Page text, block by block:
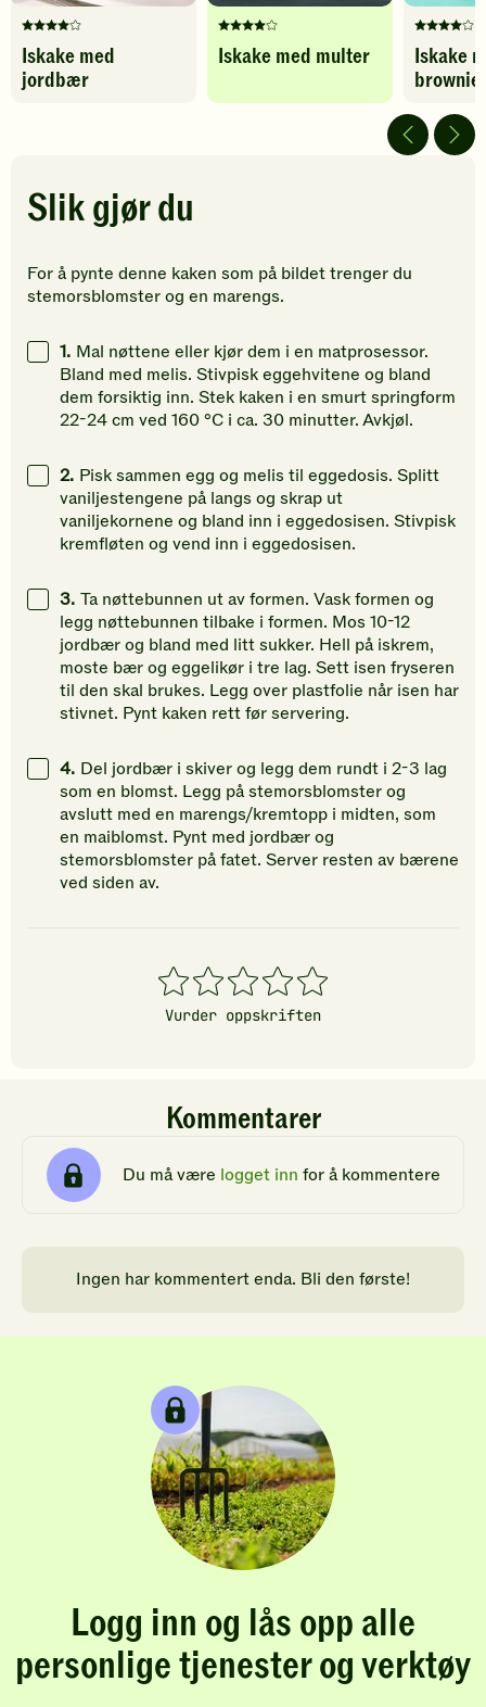
Denne
oppskriften
har
stjerner.
Klikk
å
gi
din
Iskake med
jordbær
Denne
oppskriften
fått
gi
din
Iskake med multer
Denne
har
4
av
Iskake
Slik gjør du
For å pynte denne kaken som på bildet trenger du
stemorsblomster og en marengs.
1. Mal nøttene eller kjør dem i en matprosessor.
Bland med melis. Stivpisk eggehvitene og bland
dem forsiktig inn. Stek kaken i en smurt springform
22-24 cm ved 160 °C i ca. 30 minutter. Avkjøl.
2. Pisk sammen egg og melis til eggedosis. Splitt
vaniljestengene på langs og skrap ut
vaniljekornene og bland inn i eggedosisen. Stivpisk
kremfløten og vend inn i eggedosisen.
3. Ta nøttebunnen ut av formen. Vask formen og
legg nøttebunnen tilbake i formen. Mos 10-12
jordbær og bland med litt sukker. Hell på iskrem,
moste bær og eggelikør i tre lag. Sett isen fryseren
til den skal brukes. Legg over plastfolie når isen har
stivnet. Pynt kaken rett før servering.
4. Del jordbær i skiver og legg dem rundt i 2-3 lag
som en blomst. Legg på stemorsblomster og
avslutt med en marengs/kremtopp i midten, som
en maiblomst. Pynt med jordbær og
stemorsblomster på fatet. Server resten av bærene
ved siden av.
1
stjerner
2
stjerner
3
stjerner
4
stjerner
5
stjerner
Vurder oppskriften
Kommentarer
Du må være logget inn for å kommentere
Ingen har kommentert enda. Bli den første!
Logg inn og lås opp alle
personlige tjenester og verktøy